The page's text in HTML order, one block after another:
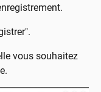
vous souhaitez